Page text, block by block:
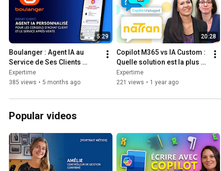
5:29
Boulanger : Agent IA au
Service de Ses Clients
(Conseil d'achat, SAV,  RDV,
Notices…)
Expertime
385 views • 5 months ago
20:28
Copilot M365 vs IA Custom :
Quelle solution est la plus
adaptée à mes besoins ?
avec Natran
Expertime
221 views • 1 year ago
Popular videos